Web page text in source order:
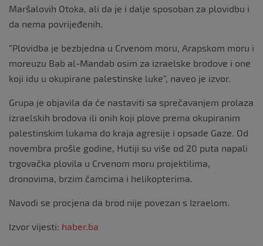
Maršalovih Otoka, ali da je i dalje sposoban za plovidbu i
da nema povrijeđenih.
“Plovidba je bezbjedna u Crvenom moru, Arapskom moru i
moreuzu Bab al-Mandab osim za izraelske brodove i one
koji idu u okupirane palestinske luke”, naveo je izvor.
Grupa je objavila da će nastaviti sa sprečavanjem prolaza
izraelskih brodova ili onih koji plove prema okupiranim
palestinskim lukama do kraja agresije i opsade Gaze. Od
novembra prošle godine, Hutiji su više od 20 puta napali
trgovačka plovila u Crvenom moru projektilima,
dronovima, brzim čamcima i helikopterima.
Navodi se procjena da brod nije povezan s Izraelom.
Izvor vijesti: haber.ba